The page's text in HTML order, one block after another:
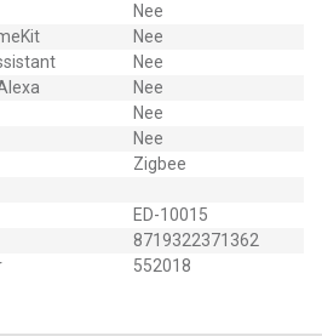
Nee
Nee
Nee
Nee
Nee
Nee
Zigbee
ED-10015
8719322371362
552018